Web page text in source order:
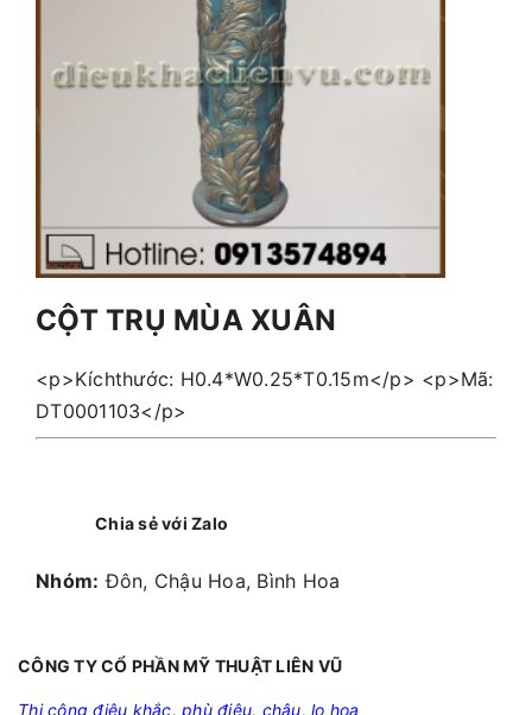
CỘT TRỤ MÙA XUÂN
<p>Kíchthước: H0.4*W0.25*T0.15m</p> <p>Mã:
DT0001103</p>
Chia sẻ với Zalo
Nhóm: Đôn, Chậu Hoa, Bình Hoa
CÔNG TY CỔ PHẦN MỸ THUẬT LIÊN VŨ
Thi công điêu khắc, phù điêu, chậu, lọ hoa